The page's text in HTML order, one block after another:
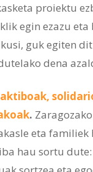
proiektu
egin ezazu eta
guk egiten
dena
.
eta
hau sortu